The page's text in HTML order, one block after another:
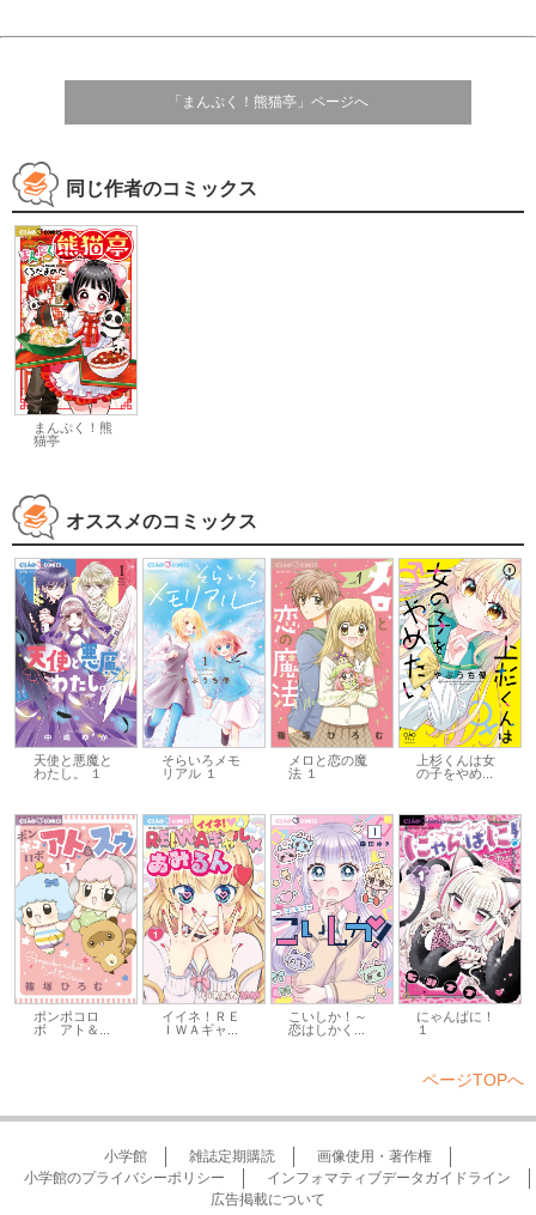
「まんぷく！熊猫亭」ページへ
同じ作者のコミックス
まんぷく！熊
猫亭
オススメのコミックス
天使と悪魔と
わたし。 １
そらいろメモ
リアル １
メロと恋の魔
法 １
上杉くんは女
の子をやめ...
ポンポコロ
ボ アト＆...
イイネ！ＲＥ
ＩＷＡギャ...
こいしか！～
恋はしかく...
にゃんぱに！
１
ページTOPへ
小学館 雑誌定期購読
画像使用・著作権
小学館のプライバシーポリシー
インフォマティブデータガイドライン
広告掲載について